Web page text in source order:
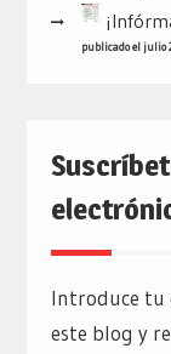
publicado el julio
Introduce tu
este blog y